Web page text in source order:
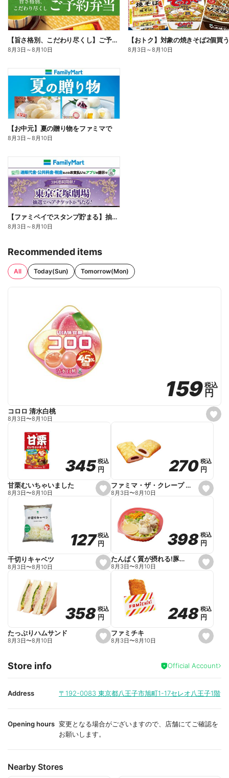
【旨さ格別、こだわり尽くし】ご予約弁当
8月3日 ～8月10日 8月3日 ～8月10日
【お中元】夏の贈り物をファミマで
8月3日 ～8月10日
【ファミペイでスタンプ貯まる】抽選でペアチケットが当たる!
8月3日 ～8月10日
Recommended items
All Today(Sun) Tomorrow(Mon)
s
e
159
159税込
税込
円
円
コロロ 清水白桃
8月3日〜8月10日
s
e
o
r
i
e
345
345税込
税込
円
円
甘栗むいちゃいました
8月3日〜8月10日
s
e
o
r
i
e
270
270 税込
税込
円
円
ファミマ・ザ・クレープ 生チョコ
8月3日〜8月10日
s
e
o
r
i
e
127
127税込
税込
円
円
千切りキャベツ
8月3日〜8月10日
s
e
o
r
i
e
398
398 税込
税込
円
円
たんぱく質が摂れる!豚しゃぶのパスタサラダ
8月3日〜8月10日
s
e
i
t
358
358税込
税込
円
円
たっぷりハムサンド
8月3日〜8月10日
s
e
a
i
t
248
248 税込
税込
円
円
ファミチキ
8月3日〜8月10日
Store info Official Account
Address 〒192-0083 東京都八王子市旭町1-17セレオ八王子1階
Opening hours 変更となる場合がございますので、店舗にてご確認を
お願いします。
Nearby Stores